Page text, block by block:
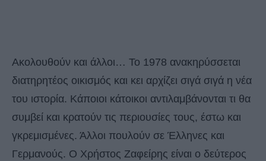
Ακολουθούν και άλλοι… Το 1978 ανακηρύσσεται
διατηρητέος οικισμός και κει αρχίζει σιγά σιγά η νέα
του ιστορία. Κάποιοι κάτοικοι αντιλαμβάνονται τι θα
συμβεί και κρατούν τις περιουσίες τους, έστω και
γκρεμισμένες. Άλλοι πουλούν σε Έλληνες και
Γερμανούς. Ο Χρήστος Ζαφείρης είναι ο δεύτερος